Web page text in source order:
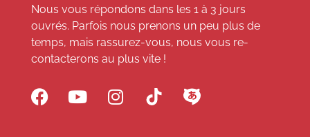
Nous vous répondons dans les 1 à 3 jours
ouvrés. Parfois nous prenons un peu plus de
temps, mais rassurez-vous, nous vous re-
contacterons au plus vite !